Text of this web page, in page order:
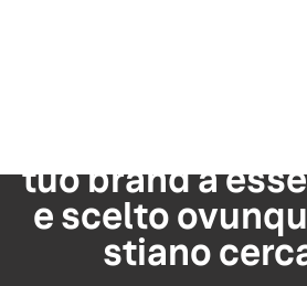
tuo brand a
e scelto
stiano